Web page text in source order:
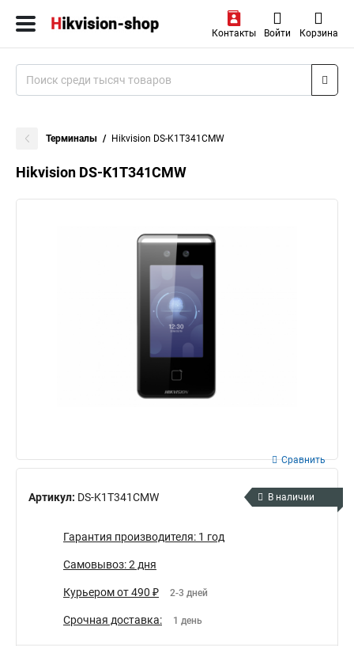
Контакты Войти Корзина
Терминалы Hikvision DS-K1T341CMW
Hikvision DS-K1T341CMW
Артикул: DS-K1T341CMW
Сравнить
В наличии
Гарантия производителя: 1 год
Самовывоз: 2 дня
Курьером от 490 ₽ 2-3 дней
Срочная доставка: 1 день